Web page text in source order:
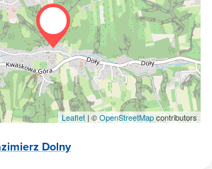
Leaflet | ©OpenStreetMapcontributors
Dolny